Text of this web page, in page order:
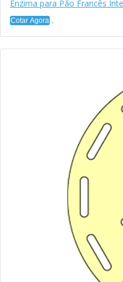
Enzima para Pão Francês
Cotar Agora